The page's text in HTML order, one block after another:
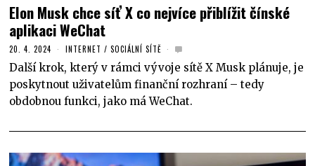
Elon Musk chce síť X co nejvíce přiblížit čínské
aplikaci WeChat
20. 4. 2024 INTERNET / SOCIÁLNÍ SÍTĚ
Další krok, který v rámci vývoje sítě X Musk plánuje, je
poskytnout uživatelům finanční rozhraní – tedy
obdobnou funkci, jako má WeChat.